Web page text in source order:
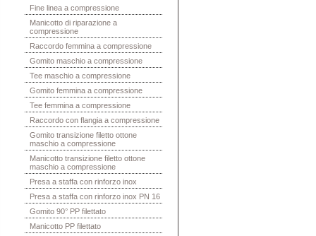
Fine linea a compressione
Manicotto di riparazione a
compressione
Raccordo femmina a compressione
Gomito maschio a compressione
Tee maschio a compressione
Gomito femmina a compressione
Tee femmina a compressione
Raccordo con flangia a compressione
Gomito transizione filetto ottone
maschio a compressione
Manicotto transizione filetto ottone
maschio a compressione
Presa a staffa con rinforzo inox
Presa a staffa con rinforzo inox PN 16
Gomito 90° PP filettato
Manicotto PP filettato